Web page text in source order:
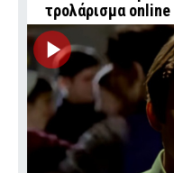
τρολάρισμα online